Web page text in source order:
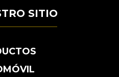
SITIO